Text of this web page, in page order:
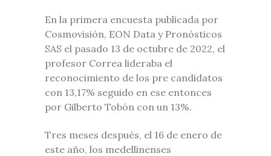
En la primera encuesta publicada por
Cosmovisión, EON Data y Pronósticos
SAS el pasado 13 de octubre de 2022, el
profesor Correa lideraba el
reconocimiento de los pre candidatos
con 13,17% seguido en ese entonces
por Gilberto Tobón con un 13%.
Tres meses después, el 16 de enero de
este año, los medellinenses